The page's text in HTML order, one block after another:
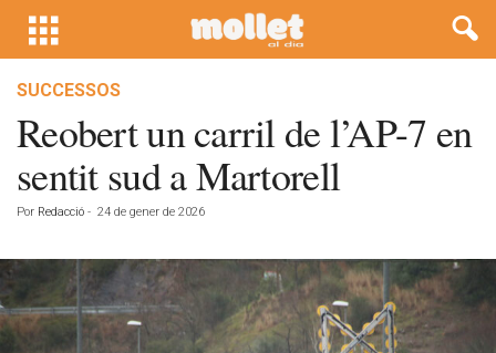
SUCCESSOS
Reobert un carril de l’AP-7 en
sentit sud a Martorell
Por Redacció - 24 de gener de 2026